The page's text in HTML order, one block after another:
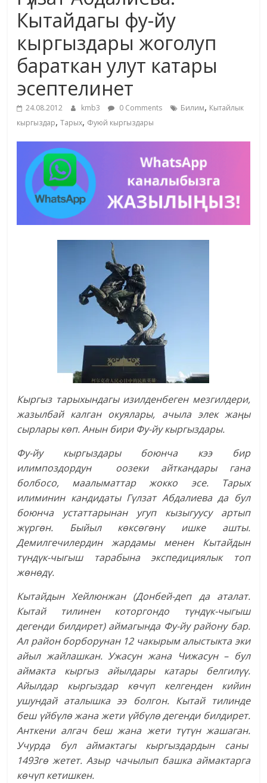
маданияты
жана
адабияты
Кытайдагы фу-йу
кыргыздары жоголуп
бараткан улут катары
эсептелинет
24.08.2012 kmb3 0 Comments Билим, Кытайлык
кыргыздар,Тарых, Фуюй кыргыздары
Кыргыз тарыхындагы изилденбеген мезгилдери,
жазылбай калган окуялары, ачыла элек жаңы
сырлары көп. Анын бири Фу-йу кыргыздары.
Фу-йу кыргыздары боюнча кээ бир
илимпоздордун оозеки айткандары гана
болбосо, маалыматтар жокко эсе. Тарых
илиминин кандидаты Гүлзат Абдалиева да бул
боюнча устаттарынан угуп кызыгуусу артып
жүргөн. Быйыл көксөгөнү ишке ашты.
Демилгечилердин жардамы менен Кытайдын
түндүк-чыгыш тарабына экспедициялык топ
жөнөдү.
Кытайдын Хейлюнжан (Донбей-деп да аталат.
Кытай тилинен которгондо түндүк-чыгыш
дегенди билдирет) аймагында Фу-йу району бар.
Ал район борборунан 12 чакырым алыстыкта эки
айыл жайлашкан. Ужасун жана Чижасун – бул
аймакта кыргыз айылдары катары белгилүү.
Айылдар кыргыздар көчүп келгенден кийин
ушундай аталышка ээ болгон. Кытай тилинде
беш үйбүлө жана жети үйбүлө дегенди билдирет.
Анткени алгач беш жана жети түтүн жашаган.
Учурда бул аймактагы кыргыздардын саны
1493гө жетет. Азыр чачылып башка аймактарга
көчүп кетишкен.